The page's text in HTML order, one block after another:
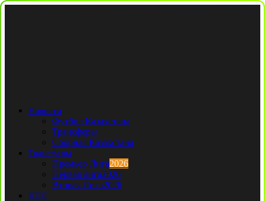
Новости
Футбол Казахстана
Трансферы
Сборная Казахстана
Трансферы
Премьер Лига2026
Первая лига2026
Вторая Лига2026
КПЛ